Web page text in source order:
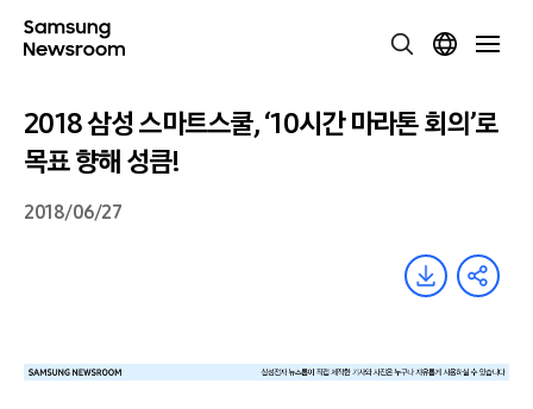
2018 삼성 스마트스쿨, ‘10시간 마라톤 회의’로
목표 향해 성큼!
2018/06/27